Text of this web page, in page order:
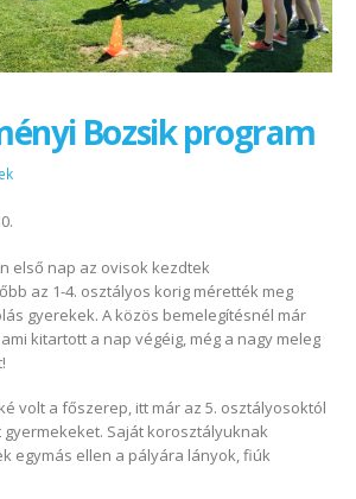
Bozsik program
első nap az ovisok kezdtek
az 1-4. osztályos korig mérették meg
gyerekek. A közös bemelegítésnél már
kitartott a nap végéig, még a nagy meleg
volt a főszerep, itt már az 5. osztályosoktól
Saját korosztályuknak
egymás ellen a pályára lányok, fiúk